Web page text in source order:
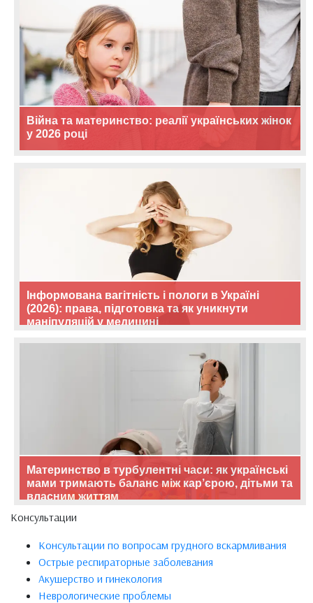
Війна та материнство: реалії українських жінок
у 2026 році
Інформована вагітність і пологи в Україні
(2026): права, підготовка та як уникнути
маніпуляцій у медицині
Материнство в турбулентні часи: як українські
мами тримають баланс між кар’єрою, дітьми та
власним життям
Консультации
Консультации по вопросам грудного вскармливания
Острые респираторные заболевания
Акушерство и гинекология
Неврологические проблемы